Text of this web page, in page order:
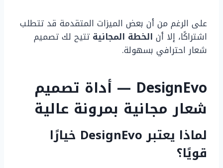
على الرغم من أن بعض الميزات المتقدمة قد تتطلب
اشتراكًا، إلا أن الخطة المجانية تتيح لك تصميم
شعار احترافي بسهولة.
DesignEvo — أداة تصميم
شعار مجانية بمرونة عالية
لماذا يعتبر DesignEvo خيارًا
قويًا؟